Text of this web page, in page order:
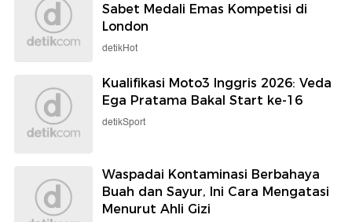
Sabet Medali Emas Kompetisi di
London
detikHot
Kualifikasi Moto3 Inggris 2026: Veda
Ega Pratama Bakal Start ke-16
detikSport
Waspadai Kontaminasi Berbahaya
Buah dan Sayur, Ini Cara Mengatasi
Menurut Ahli Gizi